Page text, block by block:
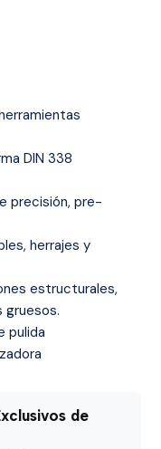
DIN 338
precisión, pre-
herrajes y
estructurales,
gruesos.
pulida
de